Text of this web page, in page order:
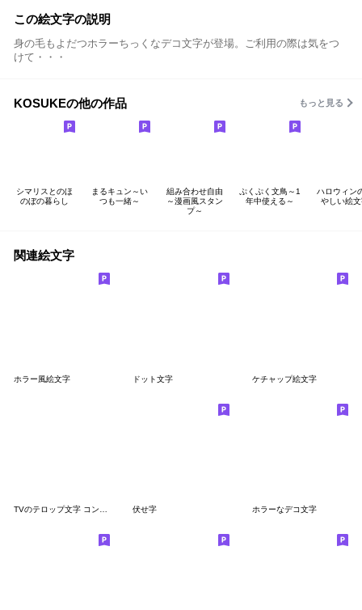
この絵文字の説明
身の毛もよだつホラーちっくなデコ文字が登場。ご利用の際は気をつ
けて・・・
KOSUKEの他の作品 もっと見る
シマリスとのほ
のぼの暮らし
まるキュン～い
つも一緒～
組み合わせ自由
～漫画風スタン
プ～
ぷくぷく文鳥～1
年中使える～
ハロウィン
やしい絵
関連絵文字
ホラー風絵文字 ドット文字 ケチャップ絵文字
伏せ字 ホラーなデコ文字